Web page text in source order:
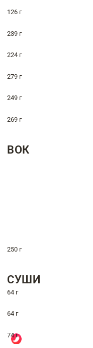
126 г
239 г
224 г
279 г
249 г
269 г
ВОК
250 г
СУШИ
64 г
64 г
74 г